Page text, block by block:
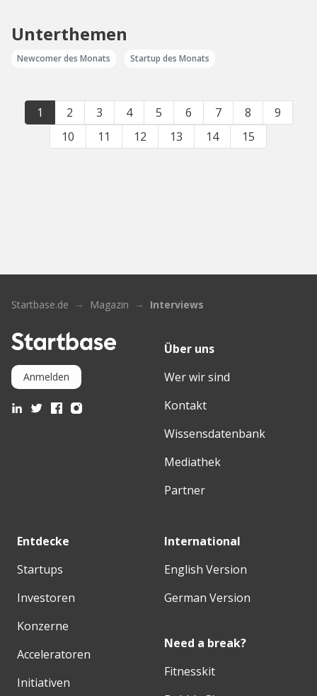
Unterthemen
Newcomer des Monats Startup des Monats
1 2 3 4 5 6 7 8
9
10
11 12 13 14 15
Startbase.de Magazin Interviews
Anmelden
Über uns
Wer wir sind
Kontakt
Wissensdatenbank
Mediathek
Partner
Entdecke
Startups
Investoren
Konzerne
Acceleratoren
Initiativen
International
English Version
German Version
Need a break?
Fitnesskit